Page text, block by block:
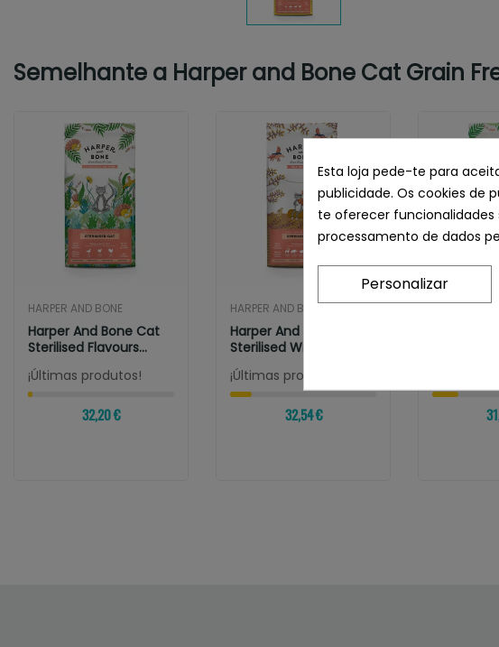
Semelhante a Harper and Bone Cat Grain
HARPER AND BONE
Harper And Bone Cat
Sterilised Flavours
Farm
¡Últimas produtos!
32,20 €
HARPER AND BONE
Harper And Bone Cat
Sterilised Wild
Mountain
¡Últimas produtos!
32,54 €
HARPER AND
Adult
Esta loja pede-te para
publicidade. Os cookies de
te oferecer funcionalidades
processamento de dados
Personalizar